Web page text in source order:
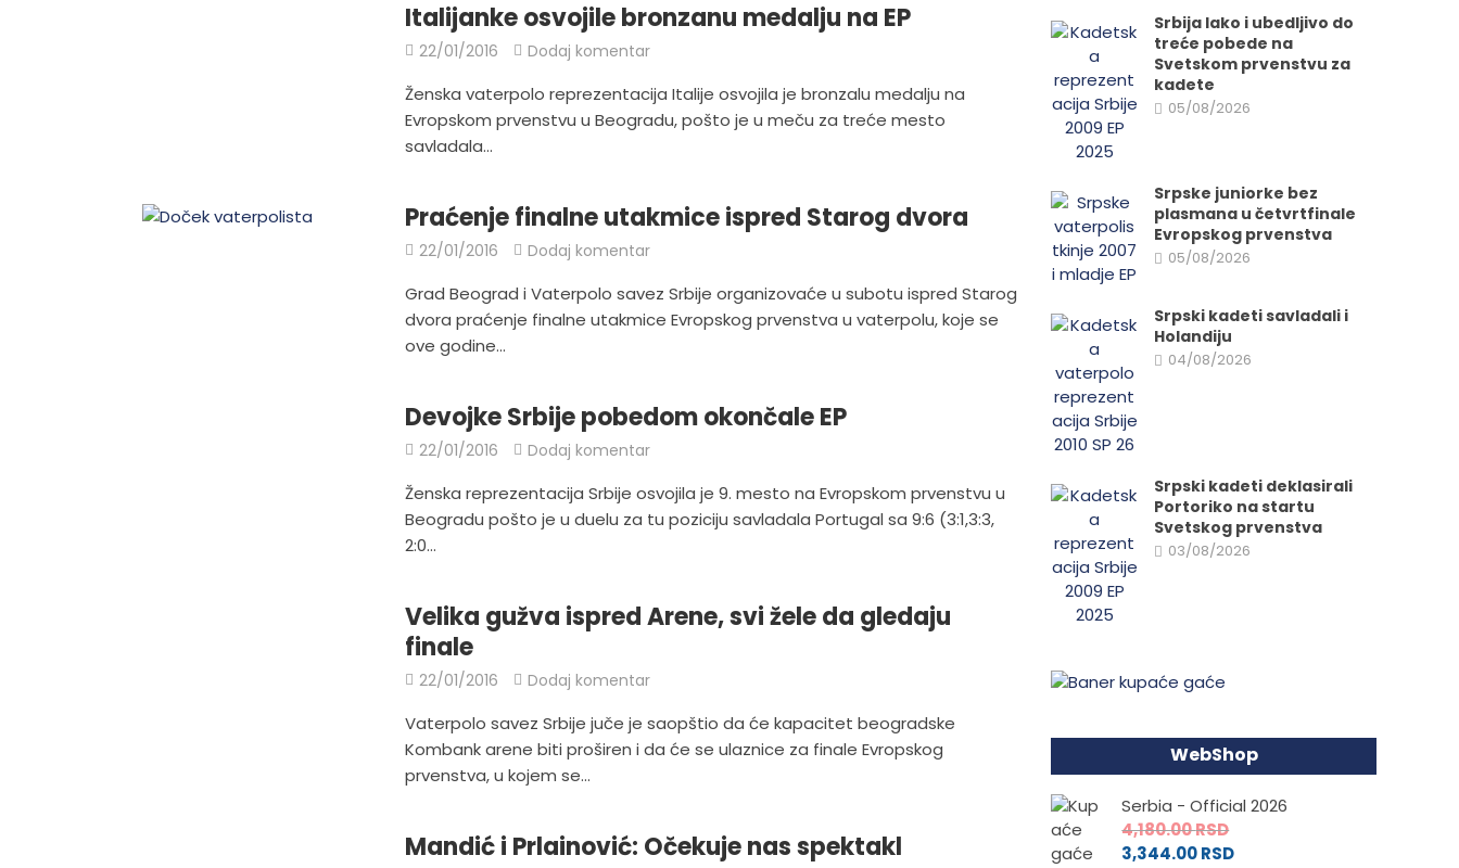
Italijanke osvojile bronzanu medalju na EP
22/01/2016 Dodaj komentar
Ženska vaterpolo reprezentacija Italije osvojila je bronzalu medalju na
Evropskom prvenstvu u Beogradu, pošto je u meču za treće mesto
savladala...
Praćenje finalne utakmice ispred Starog dvora
22/01/2016 Dodaj komentar
Grad Beograd i Vaterpolo savez Srbije organizovaće u subotu ispred Starog
dvora praćenje finalne utakmice Evropskog prvenstva u vaterpolu, koje se
ove godine...
Devojke Srbije pobedom okončale EP
22/01/2016 Dodaj komentar
Ženska reprezentacija Srbije osvojila je 9. mesto na Evropskom prvenstvu u
Beogradu pošto je u duelu za tu poziciju savladala Portugal sa 9:6 (3:1,3:3,
2:0...
Velika gužva ispred Arene, svi žele da gledaju
finale
22/01/2016 Dodaj komentar
Vaterpolo savez Srbije juče je saopštio da će kapacitet beogradske
Kombank arene biti proširen i da će se ulaznice za finale Evropskog
prvenstva, u kojem se...
Mandić i Prlainović: Očekuje nas spektakl
Srbija lako i ubedljivo do
treće pobede na
Svetskom prvenstvu za
kadete
05/08/2026
Srpske juniorke bez
plasmana u četvrtfinale
Evropskog prvenstva
05/08/2026
Srpski kadeti savladali i
Holandiju
04/08/2026
Srpski kadeti deklasirali
Portoriko na startu
Svetskog prvenstva
03/08/2026
WebShop
Serbia - Official 2026
4,180.00RSD
3,344.00RSD